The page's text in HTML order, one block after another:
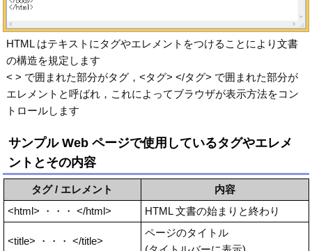
HTML はテキストにタグやエレメントをつけることにより文書
の構造を規定します
< > で囲まれた部分がタグ，<タグ> </タグ> で囲まれた部分が
エレメントと呼ばれ，これによってブラウザが表示方法をコン
トロールします
サンプル Web ページで使用しているタグやエレメ
ントとその内容
タグ / エレメント
内容
<html> ・・・ </html>
HTML 文書の始まりと終わり
<title> ・・・ </title>
ページのタイトル